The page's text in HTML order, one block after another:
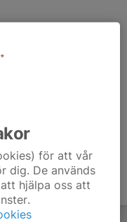
för att vår
dig. De används
hjälpa oss att